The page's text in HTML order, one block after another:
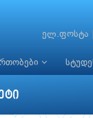
ელ.ფოსტა